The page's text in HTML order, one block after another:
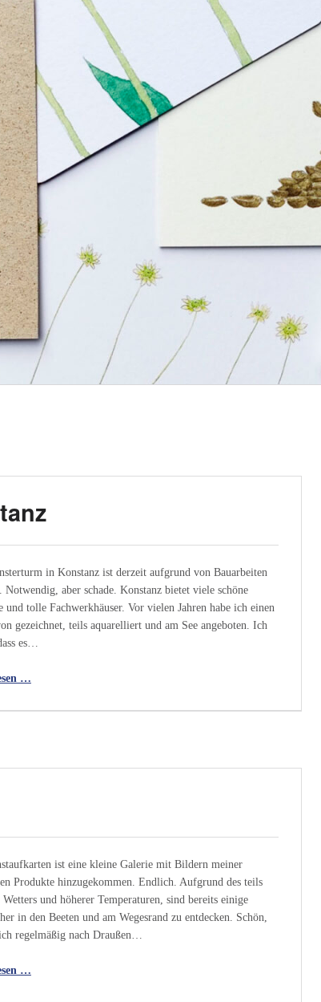
in Konstanz ist derzeit aufgrund von Bauarbeiten
aber schade. Konstanz bietet viele schöne
und tolle Fachwerkhäuser. Vor vielen Jahren habe ich einen
gezeichnet, teils aquarelliert und am See angeboten. Ich
es…
…
ist eine kleine Galerie mit Bildern meiner
Produkte hinzugekommen. Endlich. Aufgrund des teils
Wetters und höherer Temperaturen, sind bereits einige
in den Beeten und am Wegesrand zu entdecken. Schön,
regelmäßig nach Draußen…
…